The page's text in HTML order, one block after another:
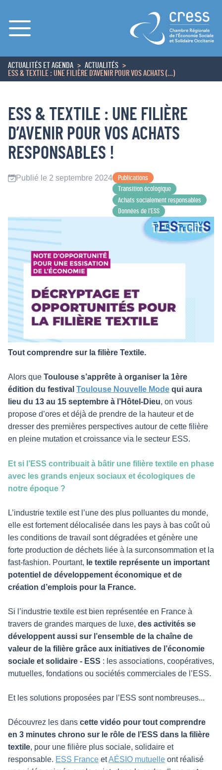
Menu
ACCUEIL
ACTUALITÉS ET AGENDA
ACTUALITÉS
ESS & TEXTILE : UNE FILIÈRE D’AVENIR POUR VOS ACHATS (…)
ESS & TEXTILE : UNE FILIÈRE
D’AVENIR POUR VOS ACHATS
RESPONSABLES !
Publié le 2 septembre 2024
Publications
Transition écologique
Achats socialement responsables
Données de l’ESS
Tout comprendre sur la filière Textile.
Alors que Toulouse s’apprête à organiser la 1ère
édition du festival Toulouse Nouvelle Mode qui aura
lieu du 13 au 15 septembre à l’Hôtel-Dieu, on vous
propose d’ores et déjà de prendre de la hauteur et de
dresser des premières perspectives autour de cette filière
en pleine mutation et croissance via le secteur ESS.
Et si l’ESS contribuait à bâtir une filière textile en phase
avec les grands enjeux sociaux et écologiques de
notre époque ?
L’industrie textile est l’une des plus polluantes du monde,
elle est fortement délocalisée dans les pays à bas coût où
les conditions de travail sont dégradées et génère une
forte production de déchets liée à la surconsommation et la
fast-fashion. Pourtant, le textile représente un important
potentiel de développement économique et de
création d’emplois pour la France.
Si l’industrie textile est bien représentée en France à
travers de grandes marques de luxe, des activités se
développent aussi sur l’ensemble de la chaîne de
valeur de la filière grâce aux initiatives de l’économie
sociale et solidaire - ESS : les associations, coopératives,
mutuelles, fondations ou sociétés commerciales de l’ESS.
Et les solutions proposées par l’ESS sont nombreuses...
Découvrez les dans cette vidéo pour tout comprendre
en 3 minutes chrono sur le rôle de l’ESS dans la filière
textile, pour une filière plus sociale, solidaire et
responsable. ESS France etAÉSIO mutuelle ont réalisé